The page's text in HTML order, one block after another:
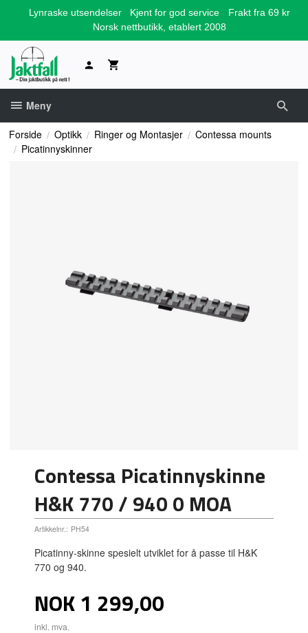
Lynraske utsendelser Kjent for god service
Frakt fra 69 kr
Norsk nettbutikk, etablert 2008
Meny
Forside Optikk Ringer og Montasjer
Contessa mounts
Picatinnyskinner
Contessa Picatinnyskinne
H&K 770 / 940 0 MOA
Artikkelnr.: PH54
Picatinny-skinne spesielt utviklet for å passe til H&K
770 og 940.
Pris
NOK1 299,00
inkl. mva.